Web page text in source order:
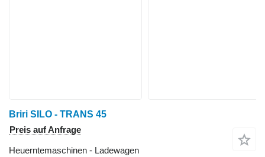
Briri SILO - TRANS 45
Preis auf Anfrage
Heuerntemaschinen - Ladewagen